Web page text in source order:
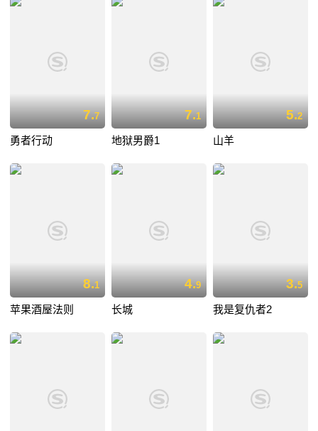
7.7
勇者行动
7.1
地狱男爵1
5.2
山羊
8.1
苹果酒屋法则
4.9
长城
3.5
我是复仇者2